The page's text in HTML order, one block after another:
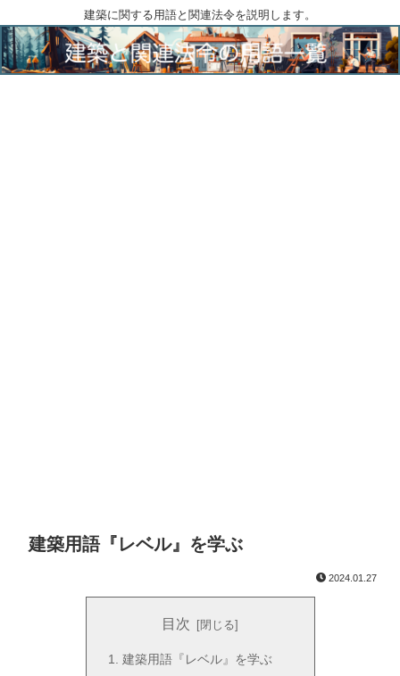
建築に関する用語と関連法令を説明します。
建築用語『レベル』を学ぶ
2024.01.27
目次
建築用語『レベル』を学ぶ